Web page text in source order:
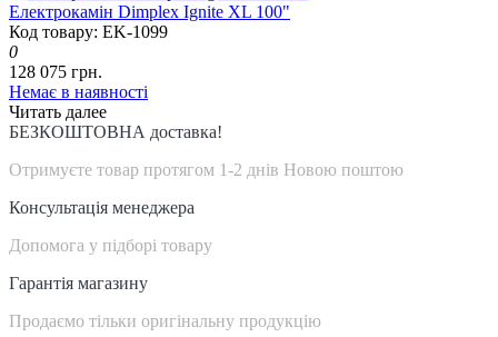
Електрокамін Dimplex Ignite XL 100"
Код товару: EK-1099
0
128 075 грн.
Немає в наявності
Читать далее
БЕЗКОШТОВНА доставка!
Отримуєте товар протягом 1-2 днів Новою поштою
Консультація менеджера
Допомога у підборі товару
Гарантія магазину
Продаємо тільки оригінальну продукцію